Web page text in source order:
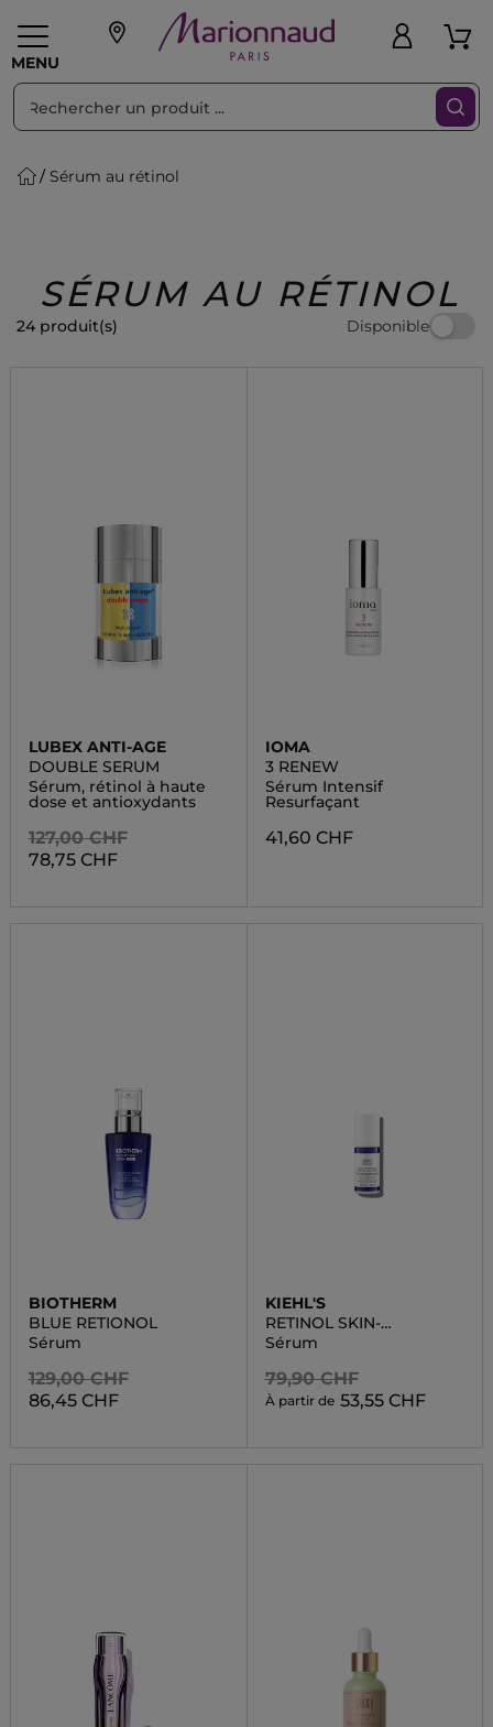
MENU
personnalisés
Beauty Accessoires
Sérum au rétinol
SÉRUM AU RÉTINOL
24 produit(s) Disponible
Trier par Filtres
LUBEX ANTI-AGE
DOUBLE SERUM
Sérum, rétinol à haute
dose et antioxydants
127,00 CHF
78,75 CHF
IOMA
3 RENEW
Sérum Intensif
Resurfaçant
41,60 CHF
BIOTHERM
BLUE RETIONOL
Sérum
129,00 CHF
86,45 CHF
KIEHL'S
RETINOL SKIN-
RENEWING DAILY
MICRO-DOSE
Sérum
79,90 CHF
À partir de 53,55 CHF